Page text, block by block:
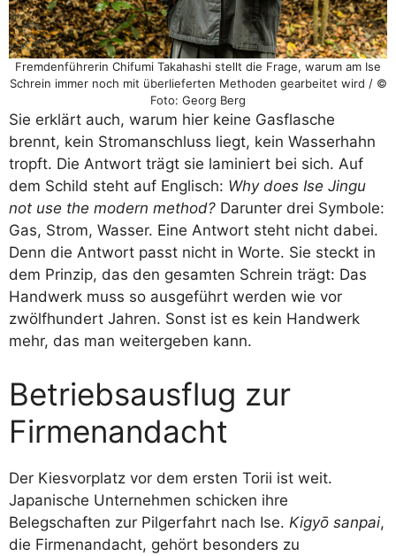
Fremdenführerin Chifumi Takahashi stellt die Frage, warum am Ise
Schrein immer noch mit überlieferten Methoden gearbeitet wird / ©
Foto: Georg Berg
Sie erklärt auch, warum hier keine Gasflasche
brennt, kein Stromanschluss liegt, kein Wasserhahn
tropft. Die Antwort trägt sie laminiert bei sich. Auf
dem Schild steht auf Englisch: Why does Ise Jingu
not use the modern method? Darunter drei Symbole:
Gas, Strom, Wasser. Eine Antwort steht nicht dabei.
Denn die Antwort passt nicht in Worte. Sie steckt in
dem Prinzip, das den gesamten Schrein trägt: Das
Handwerk muss so ausgeführt werden wie vor
zwölfhundert Jahren. Sonst ist es kein Handwerk
mehr, das man weitergeben kann.
Betriebsausflug zur
Firmenandacht
Der Kiesvorplatz vor dem ersten Torii ist weit.
Japanische Unternehmen schicken ihre
Belegschaften zur Pilgerfahrt nach Ise. Kigyō sanpai,
die Firmenandacht, gehört besonders zu